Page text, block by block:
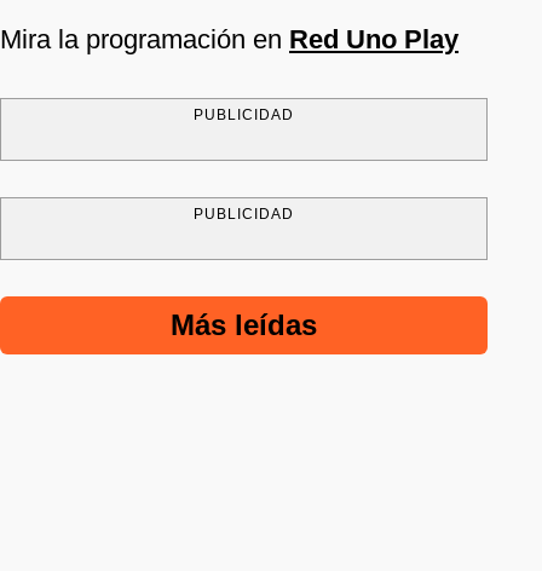
Mira la programación en Red Uno Play
PUBLICIDAD
PUBLICIDAD
Más leídas